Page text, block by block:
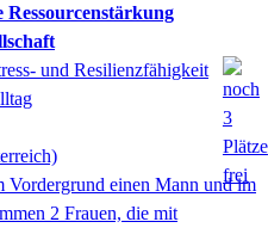
Ressourcenstärkung
und Resilienzfähigkeit